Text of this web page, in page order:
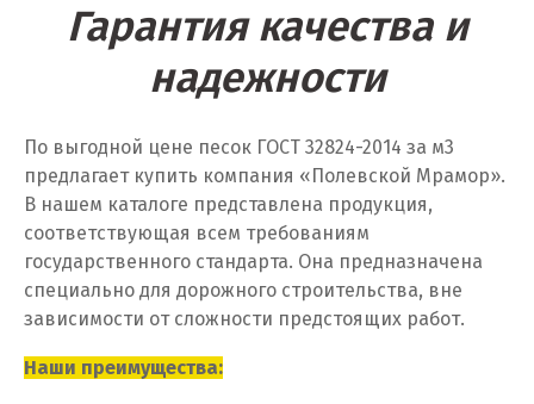
Камышево
Качканар
Кемерово
Киров
Гарантия качества и
надежности
По выгодной цене песок ГОСТ 32824-2014 за м3
предлагает купить компания «Полевской Мрамор».
В нашем каталоге представлена продукция,
соответствующая всем требованиям
государственного стандарта. Она предназначена
специально для дорожного строительства, вне
зависимости от сложности предстоящих работ.
Наши преимущества: